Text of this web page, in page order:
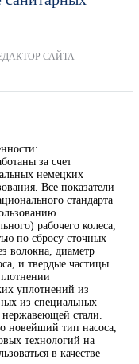
САЙТА
за счет
немецких
Все показатели
стандарта
рабочего колеса,
по сбросу сточных
волокна, диаметр
и твердые частицы
уплотнений из
из специальных
стали.
новейший тип насоса,
технологий на
в качестве